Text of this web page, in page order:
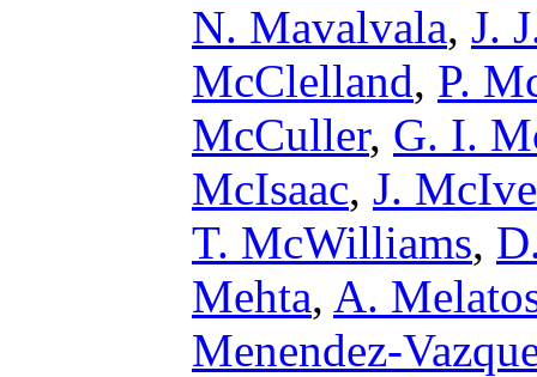
N. Mavalvala, J.
McClelland, P.
McCuller, G. I.
McIsaac, J.
T. McWilliams,
Mehta, A.
Menendez-